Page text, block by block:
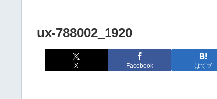
ux-788002_1920
X Facebook はてブ